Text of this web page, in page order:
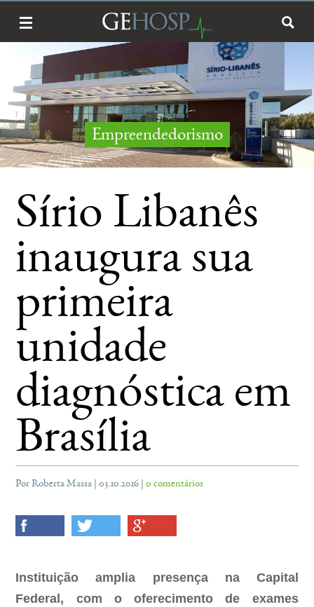
Empreendedorismo
Sírio Libanês
inaugura sua
primeira
unidade
diagnóstica em
Brasília
Por Roberta Massa | 03.10.2016 |0 comentários
Instituição amplia presença na Capital
Federal, com o oferecimento de exames